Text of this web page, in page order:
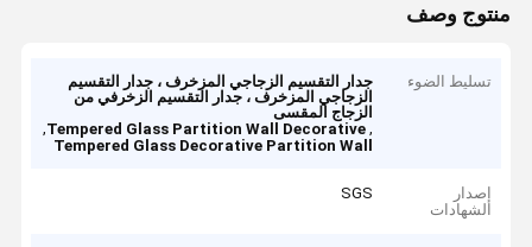
منتوج وصف
تسليط الضوء
جدار التقسيم الزجاجي المزخرف ، جدار التقسيم
الزجاجي المزخرف ، جدار التقسيم الزخرفي من
الزجاج المقسى
,
Tempered Glass Partition Wall Decorative
,
Tempered Glass Decorative Partition Wall
إصدار
الشهادات
SGS